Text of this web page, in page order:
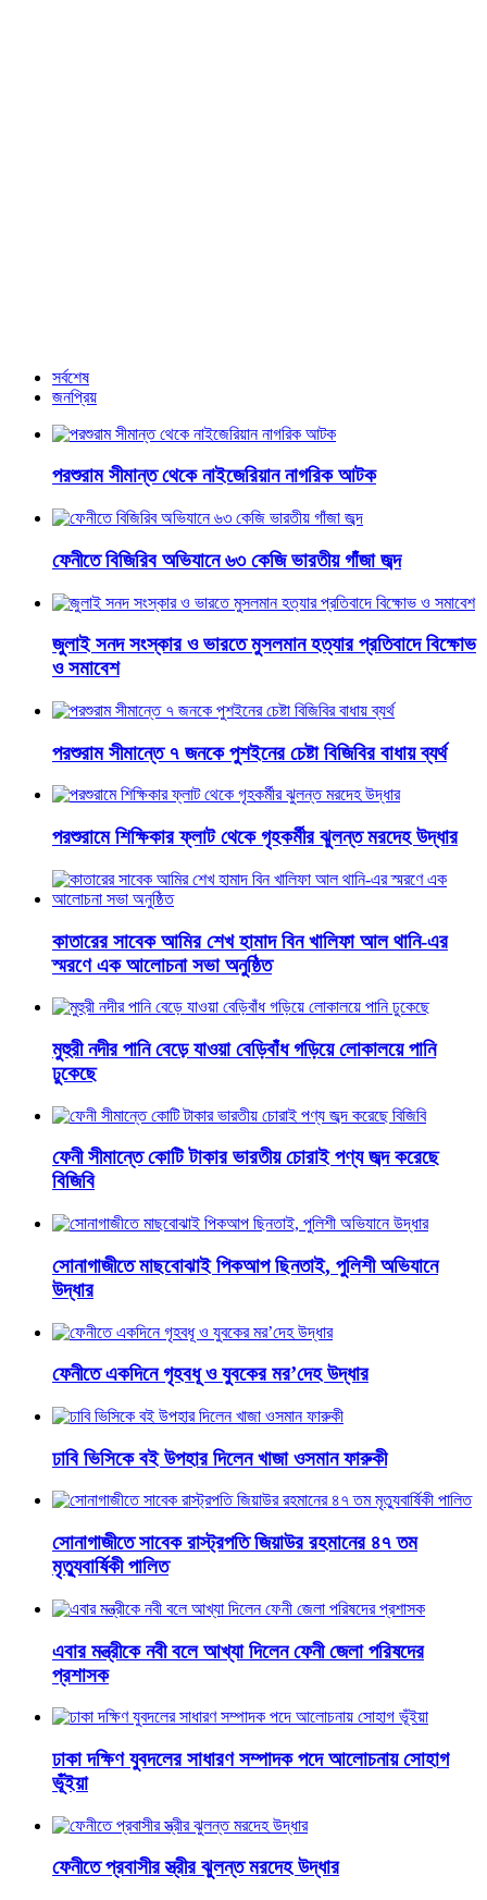
সর্বশেষ
জনপ্রিয়
পরশুরাম সীমান্ত থেকে নাইজেরিয়ান নাগরিক আটক
ফেনীতে বিজিরিব অভিযানে ৬৩ কেজি ভারতীয় গাঁজা জব্দ
জুলাই সনদ সংস্কার ও ভারতে মুসলমান হত্যার প্রতিবাদে বিক্ষোভ
ও সমাবেশ
পরশুরাম সীমান্তে ৭ জনকে পুশইনের চেষ্টা বিজিবির বাধায় ব্যর্থ
পরশুরামে শিক্ষিকার ফ্লাট থেকে গৃহকর্মীর ঝুলন্ত মরদেহ উদ্ধার
কাতারের সাবেক আমির শেখ হামাদ বিন খালিফা আল থানি-এর
স্মরণে এক আলোচনা সভা অনুষ্ঠিত
মুহুরী নদীর পানি বেড়ে যাওয়া বেড়িবাঁধ গড়িয়ে লোকালয়ে পানি
ঢুকেছে
ফেনী সীমান্তে কোটি টাকার ভারতীয় চোরাই পণ্য জব্দ করেছে
বিজিবি
সোনাগাজীতে মাছবোঝাই পিকআপ ছিনতাই, পুলিশী অভিযানে
উদ্ধার
ফেনীতে একদিনে গৃহবধূ ও যুবকের মর’দেহ উদ্ধার
ঢাবি ভিসিকে বই উপহার দিলেন খাজা ওসমান ফারুকী
সোনাগাজীতে সাবেক রাস্ট্রপতি জিয়াউর রহমানের ৪৭ তম
মৃত্যুবার্ষিকী পালিত
এবার মন্ত্রীকে নবী বলে আখ্যা দিলেন ফেনী জেলা পরিষদের
প্রশাসক
ঢাকা দক্ষিণ যুবদলের সাধারণ সম্পাদক পদে আলোচনায় সোহাগ
ভূঁইয়া
ফেনীতে প্রবাসীর স্ত্রীর ঝুলন্ত মরদেহ উদ্ধার